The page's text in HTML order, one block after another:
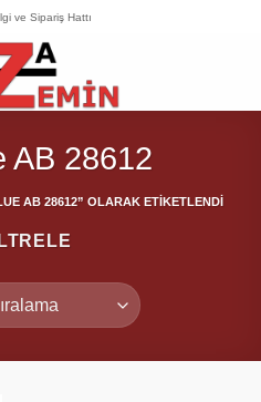
ve Sipariş Hattı
AB 28612
AB 28612” OLARAK ETIKETLENDI